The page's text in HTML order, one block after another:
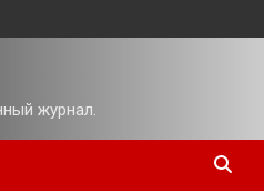
журнал.